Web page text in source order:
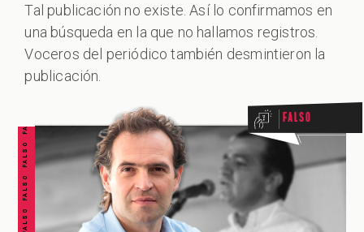
Tal publicación no existe. Así lo confirmamos en
una búsqueda en la que no hallamos registros.
Voceros del periódico también desmintieron la
publicación.
FALSO FALSO FALSO FALSO FALSO FALSO FALSO Falso